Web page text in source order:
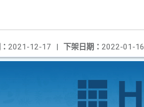
下架日期： 2022-01-16
2021-12-17 |